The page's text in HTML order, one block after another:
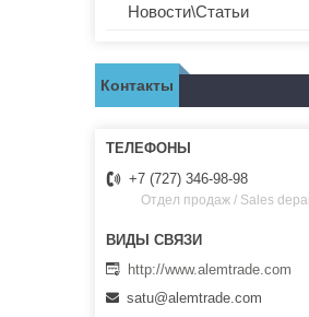
Новости\Статьи
Контакты
+7 (727) 346-98-98
Отдел продаж / Sales
http://www.alemtrade.com
satu@alemtrade.com